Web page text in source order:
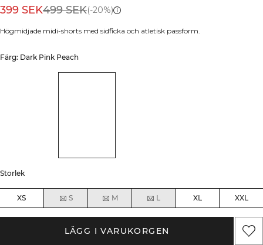
399 SEK499 SEK(-20%)
Högmidjade midi-shorts med sidficka och atletisk passform.
Färg: Dark Pink Peach
Storlek
XS S M L XL XXL
LÄGG I VARUKORGEN